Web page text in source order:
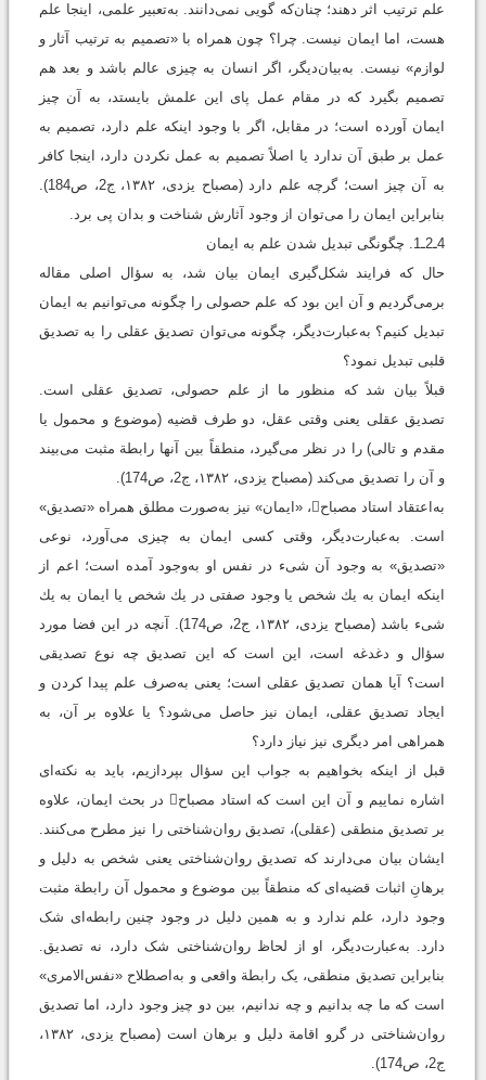
علم ترتيب اثر دهند؛ چنان‌كه گويى نمى‌دانند. به‌تعبیر علمی، اينجا علم
هست، اما ايمان نيست. چرا؟ چون همراه با «‌تصميم به ترتيب آثار و
لوازم‌» نيست. به‌بیان‌دیگر، اگر انسان به چيزى عالم باشد و بعد هم
تصميم بگیرد که در مقام عمل پاى اين علمش بايستد، به آن چيز
ايمان آورده است؛ در مقابل، اگر با وجود اينكه علم دارد، تصميم به
عمل بر طبق آن ندارد يا اصلاً تصميم به عمل نكردن دارد، اينجا كافر
به آن چيز است؛ گرچه علم دارد ‏(مصباح یزدی، ۱۳۸۲، ج2، ص184).
بنابراین ایمان را می‌توان از وجود آثارش شناخت و بدان پی ‌برد.
4ـ2ـ1. چگونگی تبديل شدن علم به ايمان
حال که فرایند شکل‌گیری ایمان بیان شد، به سؤال اصلی مقاله
برمی‌گردیم و آن این بود که علم حصولی را چگونه می‌توانیم به ایمان
تبدیل کنیم؟ به‌عبارت‌دیگر، چگونه می‌توان تصدیق عقلی را به تصدیق
قلبی تبدیل نمود؟
قبلاً بیان شد که منظور ما از علم حصولی، تصدیق عقلی است.
تصدیق عقلی یعنی وقتی عقل، دو طرف قضیه (موضوع و محمول یا
مقدم و تالی) را در نظر می‌گیرد، منطقاً بین آنها رابطة مثبت می‌بیند
و آن را تصدیق می‌کند ‏(مصباح یزدی، ۱۳۸۲، ج2، ص174).
به‌اعتقاد استاد مصباح، «‌ايمان‌» نیز به‌صورت مطلق همراه «‌تصديق‌»
است. به‌عبارت‌دیگر، وقتى كسى ايمان به چيزى مى‌آورد، نوعى
«‌تصديق‌» به وجود آن شىء در نفس او به‌وجود آمده است؛ اعم از
اینکه ايمان به يك شخص يا وجود صفتى در يك شخص یا ايمان به يك
شىء باشد (مصباح یزدی، ۱۳۸۲، ج2، ص174). آنچه در این فضا مورد
سؤال و دغدغه است، اين است كه اين تصديق چه نوع تصديقى
است؟ آیا همان تصدیق عقلی است؛ یعنی به‌صرف علم پیدا کردن و
ایجاد تصدیق عقلی، ایمان نیز حاصل می‌شود؟ یا علاوه بر آن، به
همراهی امر دیگری نیز نیاز دارد؟
قبل از اینکه بخواهیم به جواب این سؤال بپردازیم، باید به نکته‌ای
اشاره نماییم و آن این است که استاد مصباح در بحث ایمان، علاوه
بر تصدیق منطقی (عقلی)، تصدیق روان‌شناختی را نیز مطرح می‌کنند.
ایشان بیان می‌دارند که تصدیق روان‌شناختی یعنی شخص به دلیل و
برهانِ اثبات قضیه‌ای که منطقاً بین موضوع و محمول آن رابطة مثبت
وجود دارد، علم ندارد و به همین دلیل در وجود چنین رابطه‌ای شک
دارد. به‌عبارت‌دیگر، او از لحاظ روان‌شناختی شک دارد، نه تصدیق.
بنابراین تصدیق منطقى، یک رابطة واقعى و به‌اصطلاح «نفس‌الامرى»
است که ما چه بدانیم و چه ندانیم، بین دو چیز وجود دارد، اما تصدیق
روان‌شناختى در گرو اقامة دلیل و برهان است ‏‏(مصباح یزدی، ۱۳۸۲،
ج2، ص174).